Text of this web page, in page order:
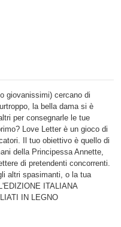
giovanissimi) cercano di
la bella dama si è
per consegnarle le tue
Love Letter è un gioco di
Il tuo obiettivo è quello di
della Principessa Annette,
di pretendenti concorrenti.
altri spasimanti, o la tua
ITALIANA
IN LEGNO